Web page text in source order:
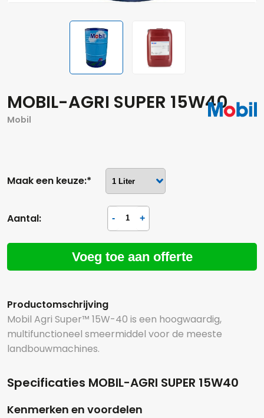
MOBIL-AGRI SUPER 15W40
Mobil
Maak een keuze:*
Aantal:
Voeg toe aan offerte
Productomschrijving
Mobil Agri Super™ 15W-40 is een hoogwaardig,
multifunctioneel smeermiddel voor de meeste
landbouwmachines.
Specificaties MOBIL-AGRI SUPER 15W40
Kenmerken en voordelen